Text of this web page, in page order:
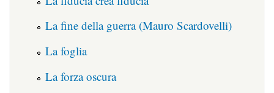
La fine della guerra (Mauro Scardovelli)
La foglia
La forza oscura